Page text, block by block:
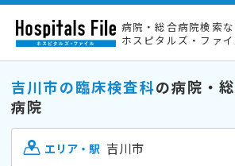
病院・総合病院検索な
ホスピタルズ・ファ
吉川市の臨床検査科の病院・
病院
エリア・駅 吉川市